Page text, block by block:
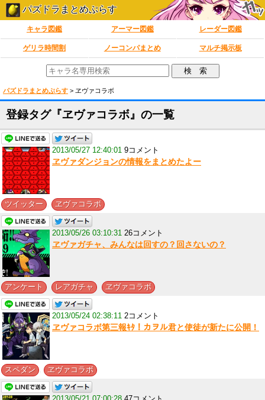
パズドラまとめぷらす
キャラ図鑑 アーマー図鑑 レーダー図鑑
ゲリラ時間割 ノーコンパまとめ マルチ掲示板
パズドラまとめぷらす > ヱヴァコラボ
登録タグ『ヱヴァコラボ』の一覧
2013/05/27 12:40:01 9コメント
ヱヴァダンジョンの情報をまとめたよー
ツイッター ヱヴァコラボ
2013/05/26 03:10:31 26コメント
ヱヴァガチャ、みんなは回すの？回さないの？
アンケート レアガチャ ヱヴァコラボ
2013/05/24 02:38:11 2コメント
ヱヴァコラボ第三報ｷﾀ！カヲル君と使徒が新たに公開！
スペダン ヱヴァコラボ